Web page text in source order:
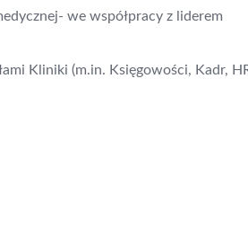
we współpracy z liderem
Kliniki (m.in. Księgowości, Kadr,